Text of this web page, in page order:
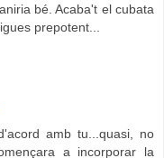
bé. Acaba't el cubata
prepotent...
amb tu...quasi, no
a incorporar la